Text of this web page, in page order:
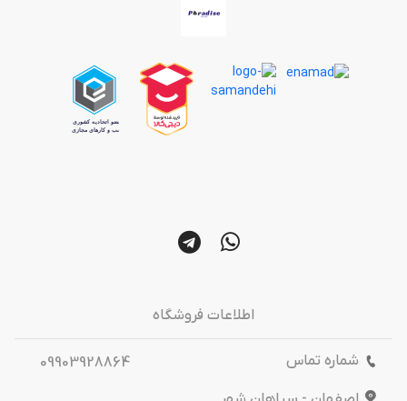
اطلاعات فروشگاه
شماره تماس
09903928864